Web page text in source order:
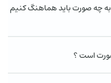
به چه صورت باید هماهنگ کنیم
است ؟